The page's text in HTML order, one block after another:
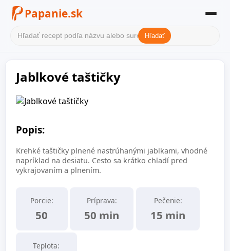
Papanie.sk
Filter receptov
Kategórie
O nás
Kontakt
Hľadať
Jablkové taštičky
Popis:
Krehké taštičky plnené nastrúhanými jablkami, vhodné
napríklad na desiatu. Cesto sa krátko chladí pred
vykrajovaním a plnením.
Porcie:
50
Príprava:
50 min
Pečenie:
15 min
Teplota: